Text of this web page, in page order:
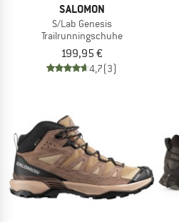
SALOMON
S/Lab Genesis
Trailrunningschuhe
199,95 €
4,7(3)